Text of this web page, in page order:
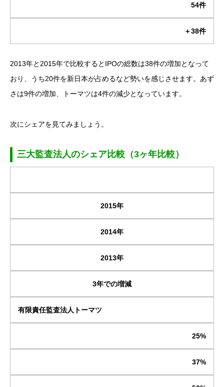
54件
＋38件
2013年と2015年で比較するとIPOの総数は38件の増加となって
おり、うち20件を新日本が占めるなど勢いを感じさせます。あず
さは9件の増加、トーマツは4件の減少となっています。
次にシェアを見てみましょう。
三大監査法人のシェア比較（3ヶ年比較）
2015年
2014年
2013年
3年での増減
有限責任監査法人トーマツ
25%
37%